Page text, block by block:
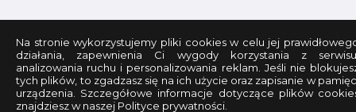
Na stronie wykorzystujemy pliki cookies w celu jej
działania, zapewnienia Ci wygody korzystania z
analizowania ruchu i personalizowania reklam. Jeśli nie
tych plików, to zgadzasz się na ich użycie oraz zapisanie w
urządzenia. Szczegółowe informacje dotyczące plików
znajdziesz w naszej Polityce prywatności.